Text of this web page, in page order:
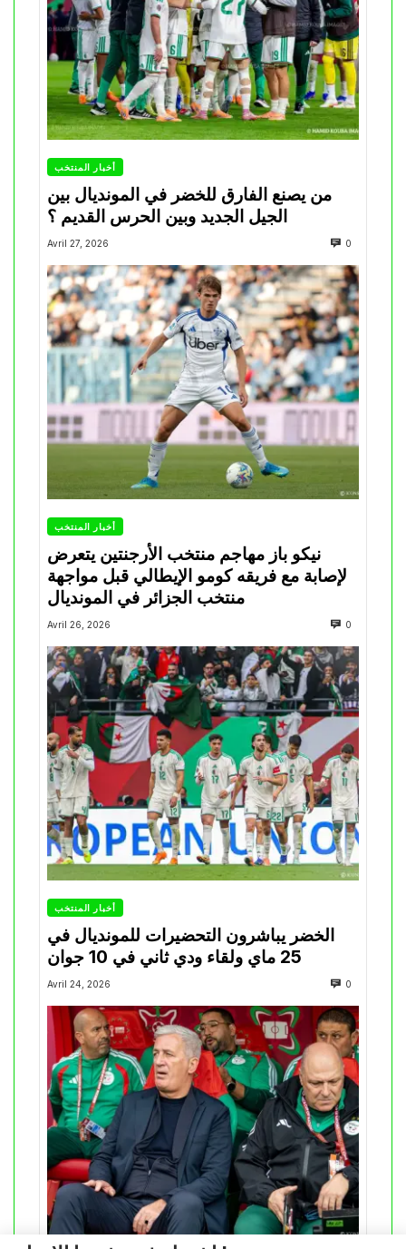
أخبار المنتخب
من يصنع الفارق للخضر في المونديال بين
الجيل الجديد وبين الحرس القديم ؟
Avril 27, 2026 0
أخبار المنتخب
نيكو باز مهاجم منتخب الأرجنتين يتعرض
لإصابة مع فريقه كومو الإيطالي قبل مواجهة
منتخب الجزائر في المونديال
Avril 26, 2026 0
أخبار المنتخب
الخضر يباشرون التحضيرات للمونديال في
25 ماي ولقاء ودي ثاني في 10 جوان
Avril 24, 2026 0